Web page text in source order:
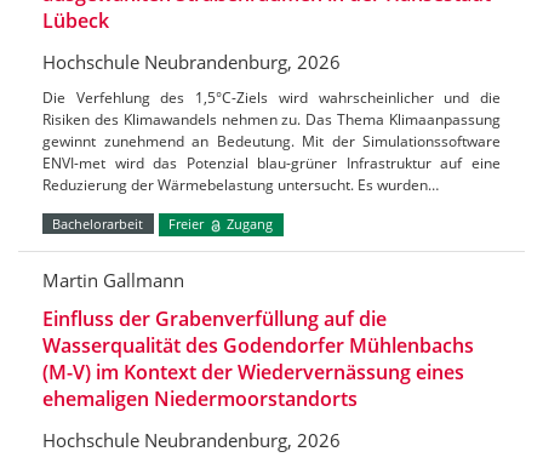
Lübeck
Hochschule Neubrandenburg, 2026
Die Verfehlung des 1,5°C-Ziels wird wahrscheinlicher und die
Risiken des Klimawandels nehmen zu. Das Thema Klimaanpassung
gewinnt zunehmend an Bedeutung. Mit der Simulationssoftware
ENVI-met wird das Potenzial blau-grüner Infrastruktur auf eine
Reduzierung der Wärmebelastung untersucht. Es wurden…
Bachelorarbeit Freier Zugang
Martin Gallmann
Einfluss der Grabenverfüllung auf die
Wasserqualität des Godendorfer Mühlenbachs
(M-V) im Kontext der Wiedervernässung eines
ehemaligen Niedermoorstandorts
Hochschule Neubrandenburg, 2026